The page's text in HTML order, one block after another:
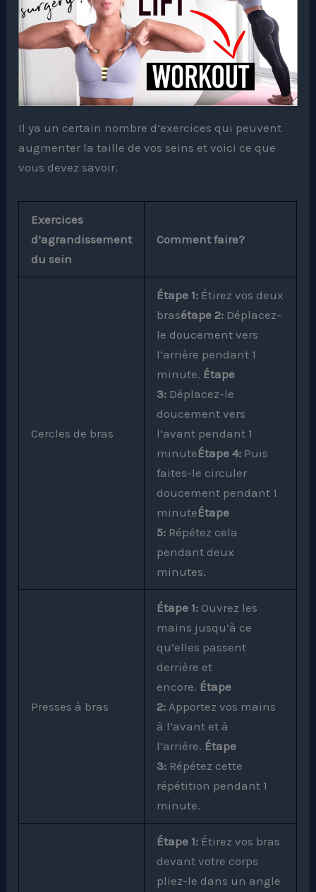
Il ya un certain nombre d’exercices qui peuvent
augmenter la taille de vos seins et voici ce que
vous devez savoir.
Exercices
d’agrandissement
du sein
Comment faire?
Cercles de bras
Étape 1: Étirez vos deux
brasétape 2: Déplacez-
le doucement vers
l’arrière pendant 1
minute. Étape
3: Déplacez-le
doucement vers
l’avant pendant 1
minuteÉtape 4: Puis
faites-le circuler
doucement pendant 1
minuteÉtape
5: Répétez cela
pendant deux
minutes.
Presses à bras
Étape 1: Ouvrez les
mains jusqu’à ce
qu’elles passent
derrière et
encore. Étape
2: Apportez vos mains
à l’avant et à
l’arrière. Étape
3: Répétez cette
répétition pendant 1
minute.
Étape 1: Étirez vos bras
devant votre corps
pliez-le dans un angle